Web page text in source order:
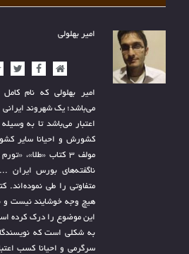
امیر بهلولی
وب
فیس
امیر بهلولی که نام کامل
می‌باشد؛ یک شهروند
اعتبار می‌باشد تا به
کشورش و احیانا سایر
مولف 3 کتاب «طلا»،
ناگفته‌های بورس ایران
متفاوتی را طی نموده‌اند.
هیچ وجه خوشایند نیست و
این موضوع را درک کرده
به شکلی است که
سرگرمی و احیانا کسب